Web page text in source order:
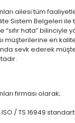
ailesi tüm
Sistem Belgeleri
hata” bilinciyle
müşterilerine en
sevk ederek
firması olarak;
ISO / TS 16949